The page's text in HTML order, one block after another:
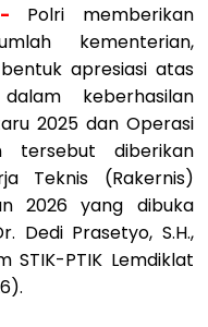
- Polri memberikan
kementerian,
apresiasi atas
keberhasilan
2025 dan Operasi
tersebut diberikan
Teknis (Rakernis)
2026 yang dibuka
Dedi Prasetyo, S.H.,
STIK-PTIK Lemdiklat